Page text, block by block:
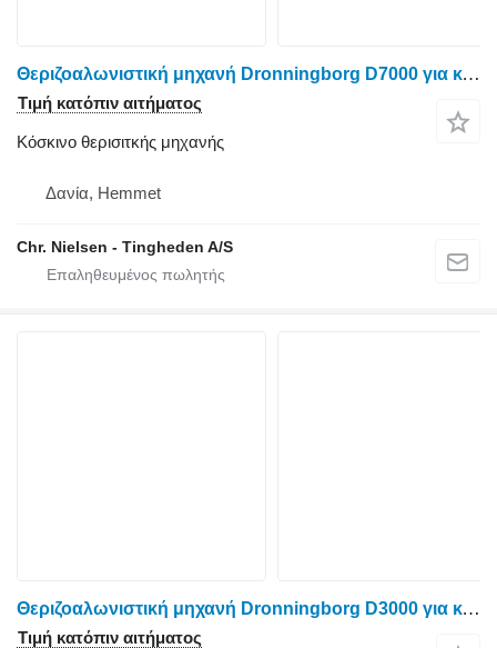
Θεριζοαλωνιστική μηχανή Dronningborg D7000 για κόσκινο θερισιτκής μηχανής
Τιμή κατόπιν αιτήματος
Κόσκινο θερισιτκής μηχανής
Δανία, Hemmet
Chr. Nielsen - Tingheden A/S
Θεριζοαλωνιστική μηχανή Dronningborg D3000 για κόσκινο θερισιτκής μηχανής
Τιμή κατόπιν αιτήματος